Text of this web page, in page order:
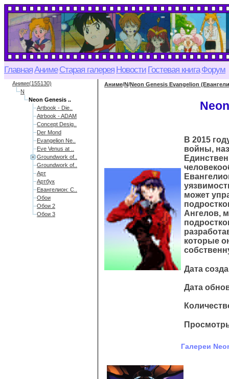
ГлавнаяАниме Старая галерея Новости Гостевая книга Форум
Аниме(155130)
N
Neon Genesis ..
Artbook - Die..
Atrbook - ADAM
Concept Desig..
Der Mond
Evangelion Ne..
Eve Venus at ..
Groundwork of..
Groundwork of..
Арт
Артбук
Евангелион: С..
Обои
Обои 2
Обои 3
Аниме/N/Neon Genesis Evangelion
В 2015
войны,
может
Ангелов,
которые
Дата
Дата
Галереи